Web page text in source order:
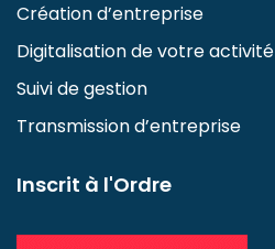
Création d’entreprise
Digitalisation de votre activité
Suivi de gestion
Transmission d’entreprise
Inscrit à l'Ordre